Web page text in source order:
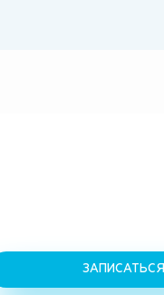
ЗАПИСАТЬСЯ